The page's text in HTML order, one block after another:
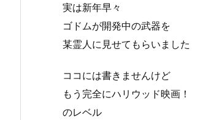
実は新年早々
ゴドムが開発中の武器を
某霊人に見せてもらいました
ココには書きませんけど
もう完全にハリウッド映画！
のレベル